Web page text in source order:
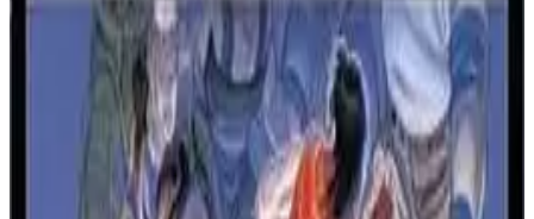
快打旋风CD
开始游戏